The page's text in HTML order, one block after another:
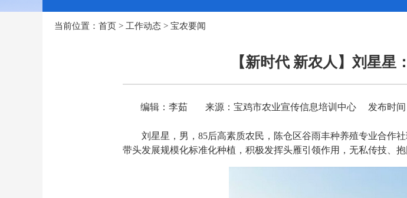
当前位置： 首页 > 工作动态 > 宝农要闻
【新时代 新农人】刘星
编辑：李茹 来源：宝鸡市农业宣传信息培训中心 发布时间
刘星星，男，85后高素质农民，陈仓区谷雨丰种养殖专业合作
带头发展规模化标准化种植，积极发挥头雁引领作用，无私传技、